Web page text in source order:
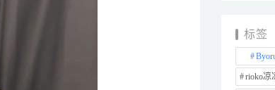
标签
rioko凉